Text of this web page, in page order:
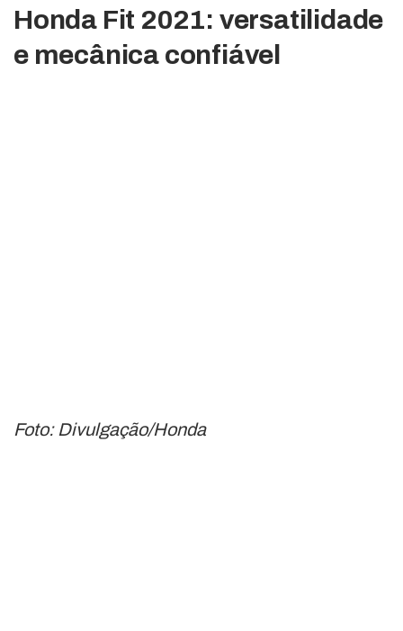
Honda Fit 2021: versatilidade
e mecânica confiável
Foto: Divulgação/Honda